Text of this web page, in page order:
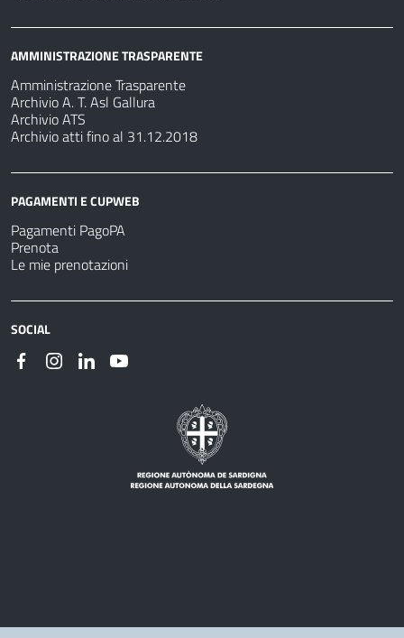
AMMINISTRAZIONE TRASPARENTE
Amministrazione Trasparente
Archivio A. T. Asl Gallura
Archivio ATS
Archivio atti fino al 31.12.2018
PAGAMENTI E CUPWEB
Pagamenti PagoPA
Prenota
Le mie prenotazioni
SOCIAL